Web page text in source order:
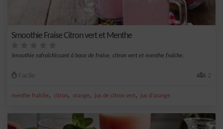
Smoothie Fraise Citron vert et Menthe
Smoothie rafraîchissant à base de fraise, citron vert et menthe fraîche.
Facile 2
menthe fraîche, citron, orange, jus de citron vert, jus d'orange